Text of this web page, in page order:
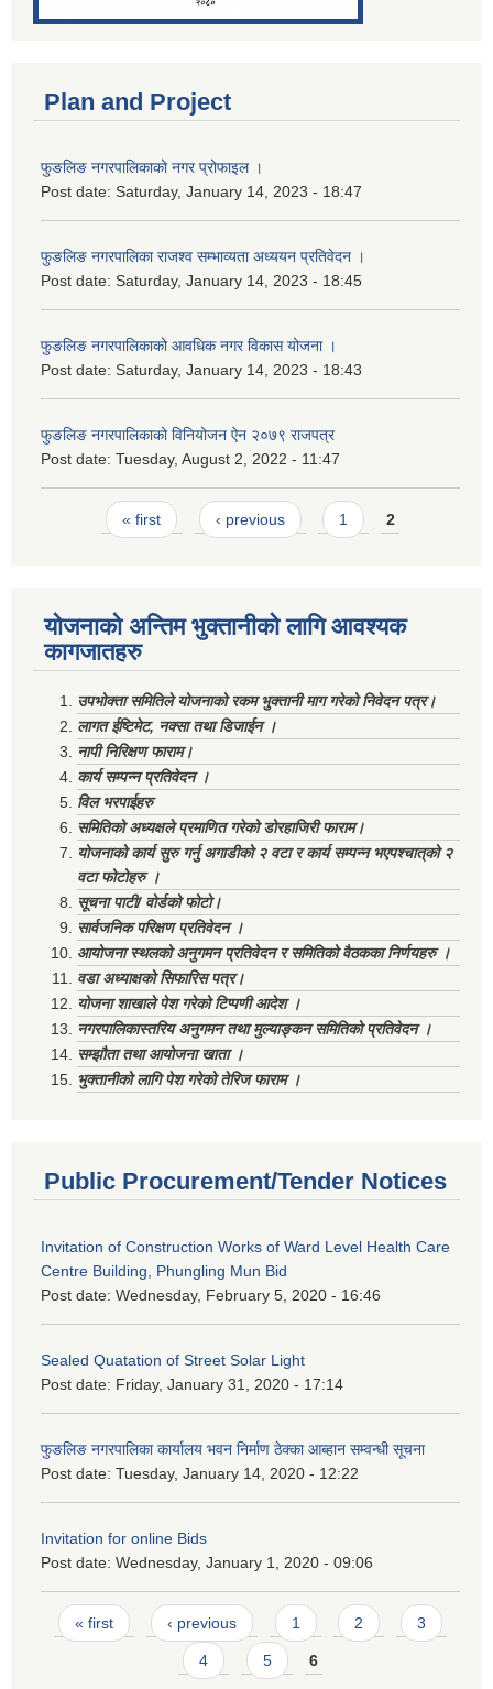
Plan and Project
फुङलिङ नगरपालिकाको नगर प्रोफाइल ।
Post date: Saturday, January 14, 2023 - 18:47
फुङलिङ नगरपालिका राजश्व सम्भाव्यता अध्ययन प्रतिवेदन ।
Post date: Saturday, January 14, 2023 - 18:45
फुङलिङ नगरपालिकाको आवधिक नगर विकास योजना ।
Post date: Saturday, January 14, 2023 - 18:43
फुङलिङ नगरपालिकाको विनियोजन ऐन २०७९ राजपत्र
Post date: Tuesday, August 2, 2022 - 11:47
Pages« first ‹ previous 1 2
योजनाको अन्तिम भुक्तानीको लागि आवश्यक
कागजातहरु
उपभोक्ता समितिले योजनाको रकम भुक्तानी माग गरेको निवेदन पत्र।
लागत ईष्टिमेट, नक्सा तथा डिजाईन ।
नापी निरिक्षण फाराम।
कार्य सम्पन्न प्रतिवेदन ।
विल भरपाईहरु
समितिको अध्यक्षले प्रमाणित गरेको डोरहाजिरी फाराम।
योजनाको कार्य सुरु गर्नु अगाडीको २ वटा र कार्य सम्पन्न भएपश्चात्‌को २
वटा फोटोहरु ।
सूचना पाटी/ वोर्डको फोटो।
सार्वजनिक परिक्षण प्रतिवेदन ।
आयोजना स्थलको अनुगमन प्रतिवेदन र समितिको वैठकका निर्णयहरु ।
वडा अध्याक्षको सिफारिस पत्र।
योजना शाखाले पेश गरेको टिप्पणी आदेश ।
नगरपालिकास्तरिय अनुगमन तथा मुल्याङ्कन समितिको प्रतिवेदन ।
सम्झौता तथा आयोजना खाता ।
भुक्तानीको लागि पेश गरेको तेरिज फाराम ।
Public Procurement/Tender Notices
Invitation of Construction Works of Ward Level Health Care
Centre Building, Phungling Mun Bid
Post date: Wednesday, February 5, 2020 - 16:46
Sealed Quatation of Street Solar Light
Post date: Friday, January 31, 2020 - 17:14
फुङलिङ नगरपालिका कार्यालय भवन निर्माण ठेक्का आब्हान सम्वन्धी सूचना
Post date: Tuesday, January 14, 2020 - 12:22
Invitation for online Bids
Post date: Wednesday, January 1, 2020 - 09:06
Pages
« first ‹ previous 1 2 3
4 5 6